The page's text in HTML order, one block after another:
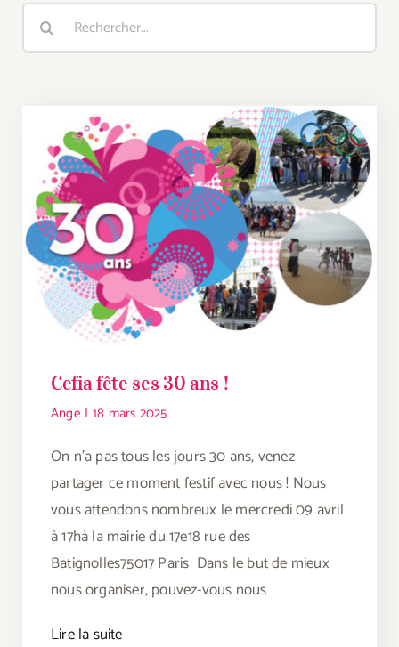
Rechercher:
Cefia fête ses 30 ans !
Ange | 18 mars 2025
On n'a pas tous les jours 30 ans, venez
partager ce moment festif avec nous ! Nous
vous attendons nombreux le mercredi 09 avril
à 17hà la mairie du 17e18 rue des
Batignolles75017 Paris Dans le but de mieux
nous organiser, pouvez-vous nous
Lire la suite